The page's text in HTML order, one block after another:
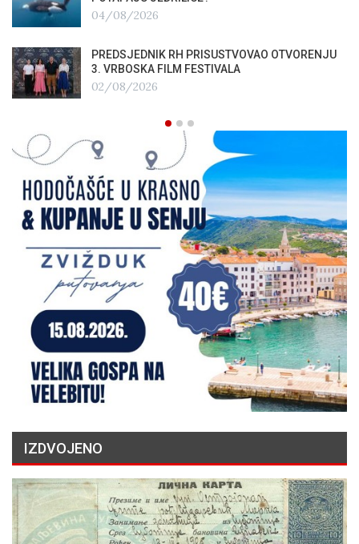
04/08/2026
PREDSJEDNIK RH PRISUSTVOVAO OTVORENJU
3. VRBOSKA FILM FESTIVALA
02/08/2026
IZDVOJENO